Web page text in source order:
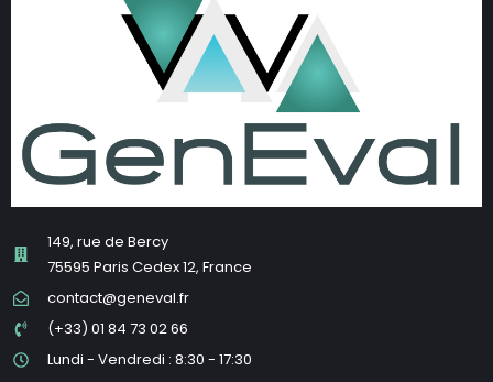
149, rue de Bercy
75595 Paris Cedex 12, France
contact@geneval.fr
(+33) 01 84 73 02 66
Lundi - Vendredi : 8:30 - 17:30